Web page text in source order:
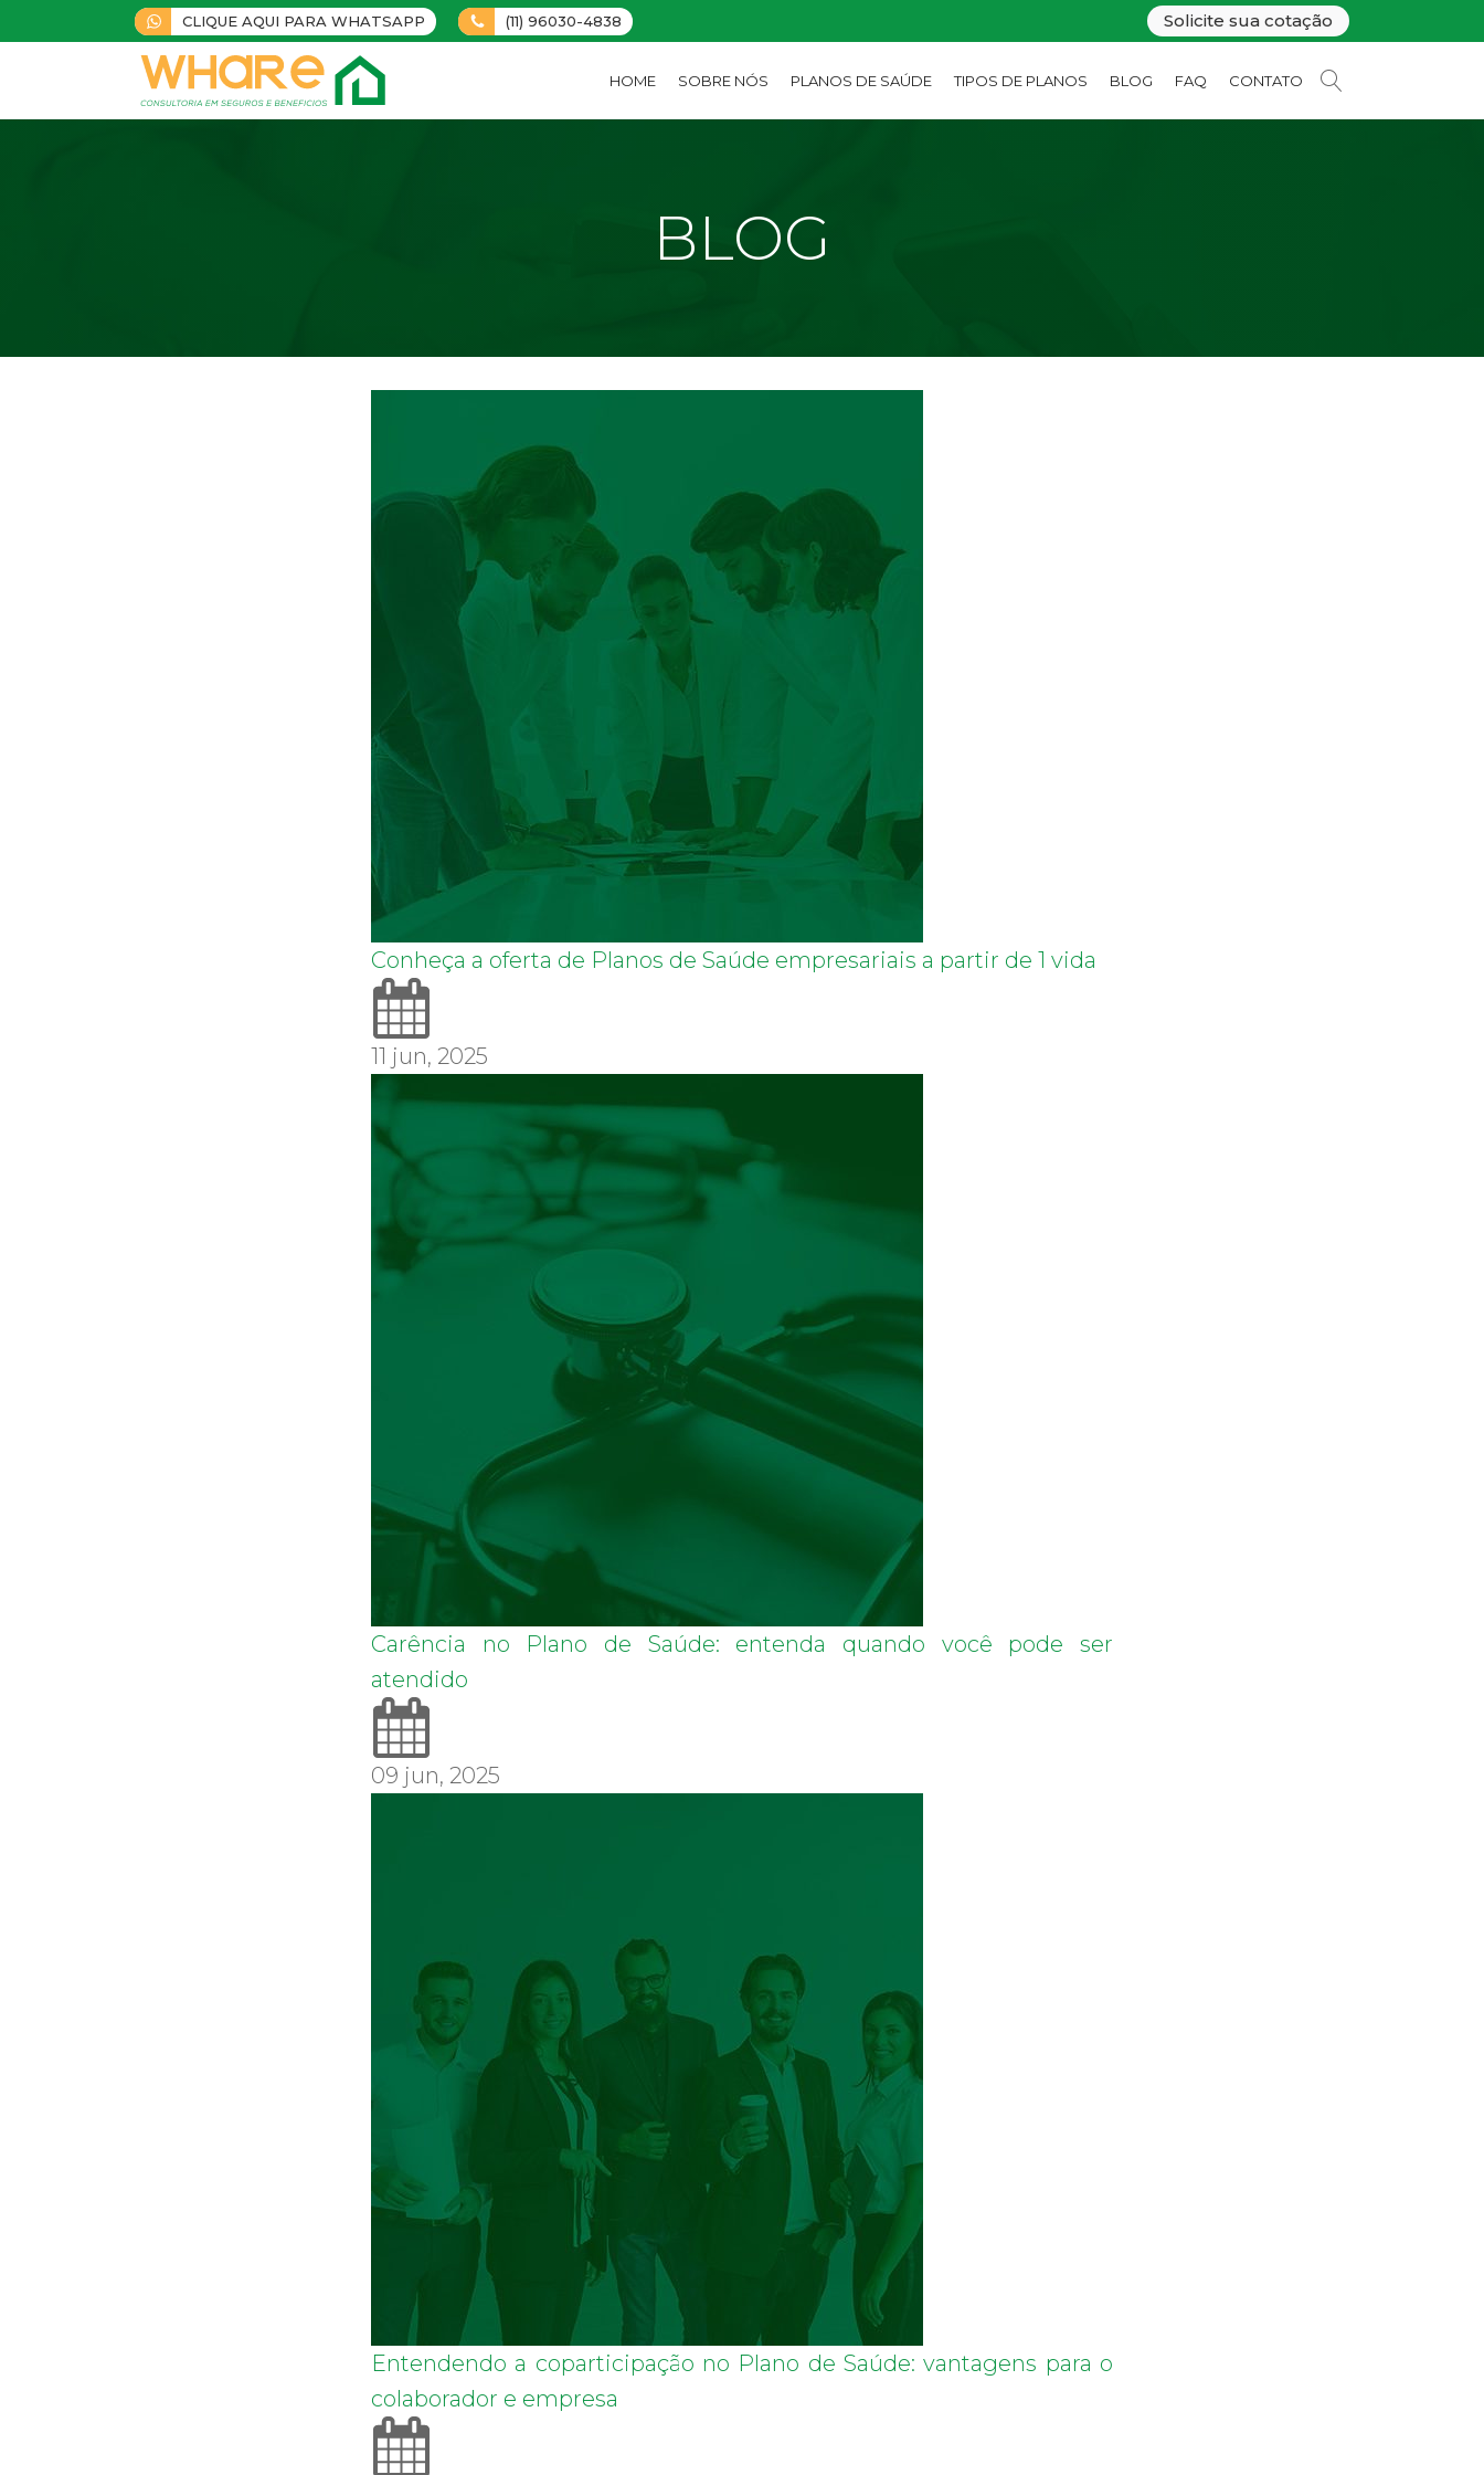
CLIQUE AQUI PARA WHATSAPP (11) 96030-4838 Solicite sua cotação
HOME SOBRE NÓS PLANOS DE SAÚDE TIPOS DE PLANOS BLOG FAQ CONTATO
BLOG
Conheça a oferta de Planos de Saúde empresariais a partir de 1 vida
11 jun, 2025
Carência no Plano de Saúde: entenda quando você pode ser
atendido
09 jun, 2025
Entendendo a coparticipação no Plano de Saúde: vantagens para o
colaborador e empresa